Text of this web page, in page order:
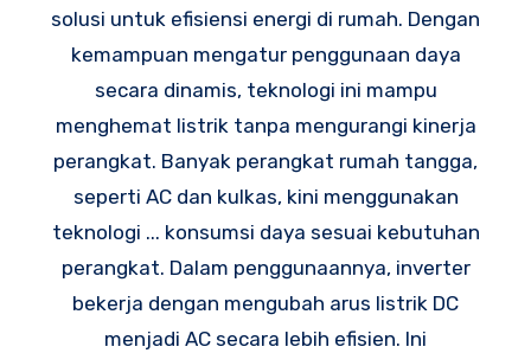
solusi untuk efisiensi energi di rumah. Dengan
kemampuan mengatur penggunaan daya
secara dinamis, teknologi ini mampu
menghemat listrik tanpa mengurangi kinerja
perangkat. Banyak perangkat rumah tangga,
seperti AC dan kulkas, kini menggunakan
teknologi ... konsumsi daya sesuai kebutuhan
perangkat. Dalam penggunaannya, inverter
bekerja dengan mengubah arus listrik DC
menjadi AC secara lebih efisien. Ini